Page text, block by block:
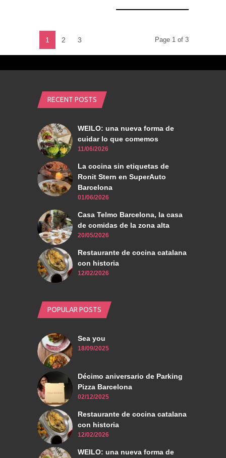
1 2 3 Page 1 of 3
RECENT POSTS
WEILO: una nueva forma de
cuidar lo que comemos
11/06/2026
La cocina sin etiquetas de
Ronit Stern en SuperAuto
Barcelona
01/06/2026
Casa Telmo Barcelona, la casa
de comidas de la zona alta
20/05/2026
Restaurante de cocina catalana
con historia
12/02/2026
POPULAR POSTS
Sea you
18/09/2025
Décimo aniversario de Parking
Pizza Barcelona
02/12/2025
Restaurante de cocina catalana
con historia
12/02/2026
WEILO: una nueva forma de